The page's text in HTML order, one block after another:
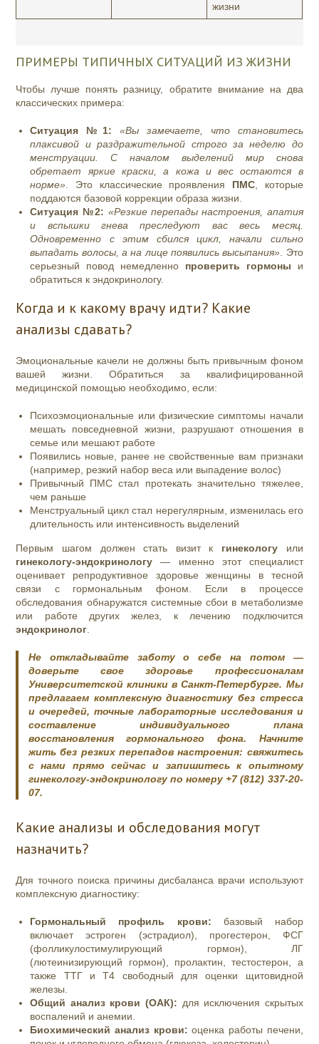
жизни
ПРИМЕРЫ ТИПИЧНЫХ СИТУАЦИЙ ИЗ ЖИЗНИ
Чтобы лучше понять разницу, обратите внимание на два
классических примера:
Ситуация №1:
«Вы замечаете, что становитесь
плаксивой и раздражительной строго за неделю до
менструации. С началом выделений мир снова
обретает яркие краски, а кожа и вес остаются в
норме» . Это классические проявления ПМС, которые
поддаются базовой коррекции образа жизни.
Ситуация №2: «Резкие перепады настроения, апатия
и вспышки гнева преследуют вас весь месяц.
Одновременно с этим сбился цикл, начали сильно
выпадать волосы, а на лице появились высыпания» . Это
серьезный повод немедленно проверить гормоны и
обратиться к эндокринологу.
Когда и к какому врачу идти? Какие
анализы сдавать?
Эмоциональные качели не должны быть привычным фоном
вашей жизни. Обратиться за квалифицированной
медицинской помощью необходимо, если:
Психоэмоциональные или физические симптомы начали
мешать повседневной жизни, разрушают отношения в
семье или мешают работе
Появились новые, ранее не свойственные вам признаки
(например, резкий набор веса или выпадение волос)
Привычный ПМС стал протекать значительно тяжелее,
чем раньше
Менструальный цикл стал нерегулярным, изменилась его
длительность или интенсивность выделений
Первым шагом должен стать визит к гинекологу или
гинекологу-эндокринологу — именно этот специалист
оценивает репродуктивное здоровье женщины в тесной
связи с гормональным фоном. Если в процессе
обследования обнаружатся системные сбои в метаболизме
или работе других желез, к лечению подключится
эндокринолог
Не откладывайте заботу о себе на потом —
доверьте свое здоровье профессионалам
Университетской клиники в Санкт-Петербурге. Мы
предлагаем комплексную диагностику без стресса
и очередей, точные лабораторные исследования и
составление индивидуального плана
восстановления гормонального фона. Начните
жить без резких перепадов настроения: свяжитесь
с нами прямо сейчас и запишитесь к опытному
гинекологу-эндокринологу по номеру+7 (812) 337-20-
07.
Какие анализы и обследования могут
назначить?
Для точного поиска причины дисбаланса врачи используют
комплексную диагностику:
Гормональный профиль крови: базовый набор
включает эстроген (эстрадиол), прогестерон, ФСГ
(фолликулостимулирующий гормон), ЛГ
(лютеинизирующий гормон), пролактин, тестостерон, а
также ТТГ и Т4 свободный для оценки щитовидной
железы.
Общий анализ крови (ОАК): для исключения скрытых
воспалений и анемии.
Биохимический анализ крови: оценка работы печени,